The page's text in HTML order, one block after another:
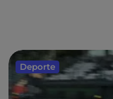
Deporte